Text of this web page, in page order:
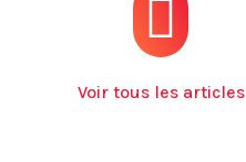
Voir tous les articles